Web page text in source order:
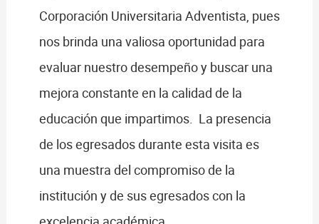
Corporación Universitaria Adventista, pues
nos brinda una valiosa oportunidad para
evaluar nuestro desempeño y buscar una
mejora constante en la calidad de la
educación que impartimos. La presencia
de los egresados durante esta visita es
una muestra del compromiso de la
institución y de sus egresados con la